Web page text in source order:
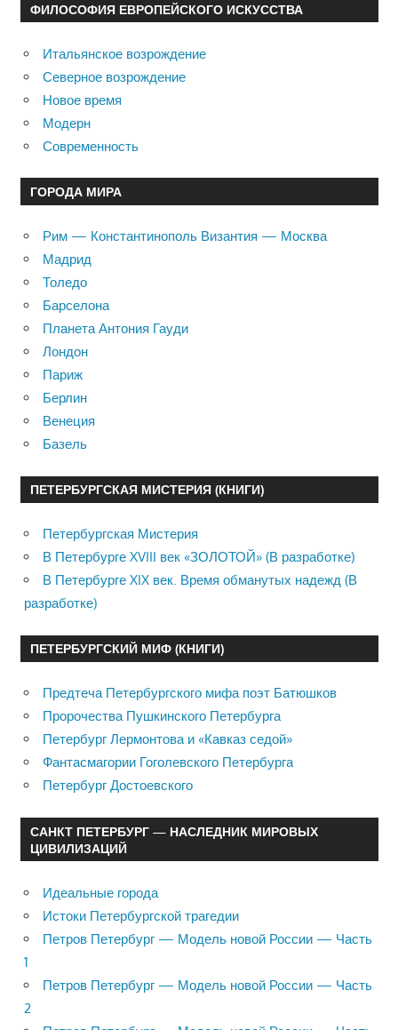
ФИЛОСОФИЯ ЕВРОПЕЙСКОГО ИСКУССТВА
Итальянское возрождение
Северное возрождение
Новое время
Модерн
Современность
ГОРОДА МИРА
Рим — Константинополь Византия — Москва
Мадрид
Толедо
Барселона
Планета Антония Гауди
Лондон
Париж
Берлин
Венеция
Базель
ПЕТЕРБУРГСКАЯ МИСТЕРИЯ (КНИГИ)
Петербургская Мистерия
В Петербурге XVIII век «ЗОЛОТОЙ» (В разработке)
В Петербурге XIX век. Время обманутых надежд (В
разработке)
ПЕТЕРБУРГСКИЙ МИФ (КНИГИ)
Предтеча Петербургского мифа поэт Батюшков
Пророчества Пушкинского Петербурга
Петербург Лермонтова и «Кавказ седой»
Фантасмагории Гоголевского Петербурга
Петербург Достоевского
САНКТ ПЕТЕРБУРГ — НАСЛЕДНИК МИРОВЫХ
ЦИВИЛИЗАЦИЙ
Идеальные города
Истоки Петербургской трагедии
Петров Петербург — Модель новой России — Часть
1
Петров Петербург — Модель новой России — Часть
2